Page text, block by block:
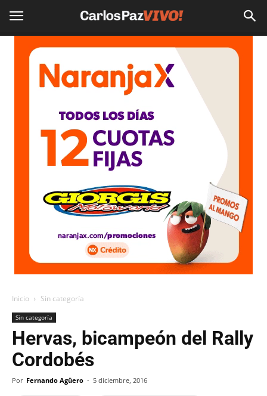
Inicio Sin categoría
Sin categoría
Hervas, bicampeón del Rally
Cordobés
Por Fernando Agüero - 5 diciembre, 2016